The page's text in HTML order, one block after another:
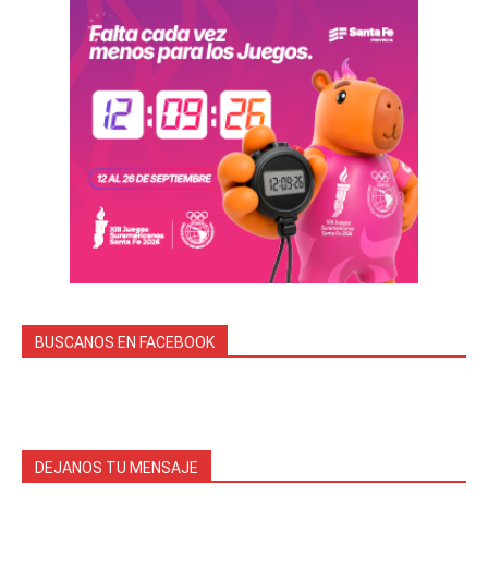
BUSCANOS EN FACEBOOK
DEJANOS TU MENSAJE